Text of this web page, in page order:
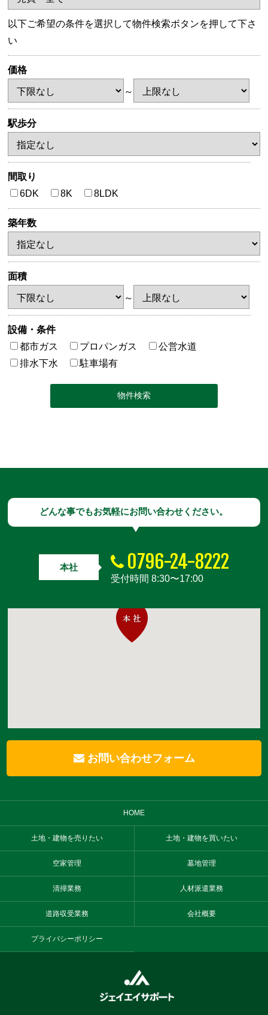
以下ご希望の条件を選択して物件検索ボタンを押して下さ
い
価格
～
駅歩分
間取り
6DK
8K 8LDK
築年数
面積
～
設備・条件
都市ガス
プロパンガス
公営水道
排水下水
駐車場有
どんな事でもお気軽にお問い合わせください。
本社 0796-24-8222
受付時間 8:30〜17:00
お問い合わせフォーム
HOME
土地・建物を売りたい 土地・建物を買いたい
空家管理 墓地管理
清掃業務 人材派遣業務
道路収受業務 会社概要
プライバシーポリシー